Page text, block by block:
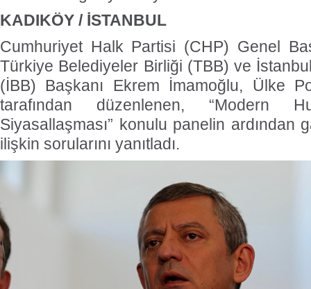
KADIKÖY / İSTANBUL
Cumhuriyet Halk Partisi (CHP) Genel
Türkiye Belediyeler Birliği (TBB) ve
(İBB) Başkanı Ekrem İmamoğlu, Ülke
tarafından düzenlenen, “Modern
Siyasallaşması” konulu panelin ardından
ilişkin sorularını yanıtladı.